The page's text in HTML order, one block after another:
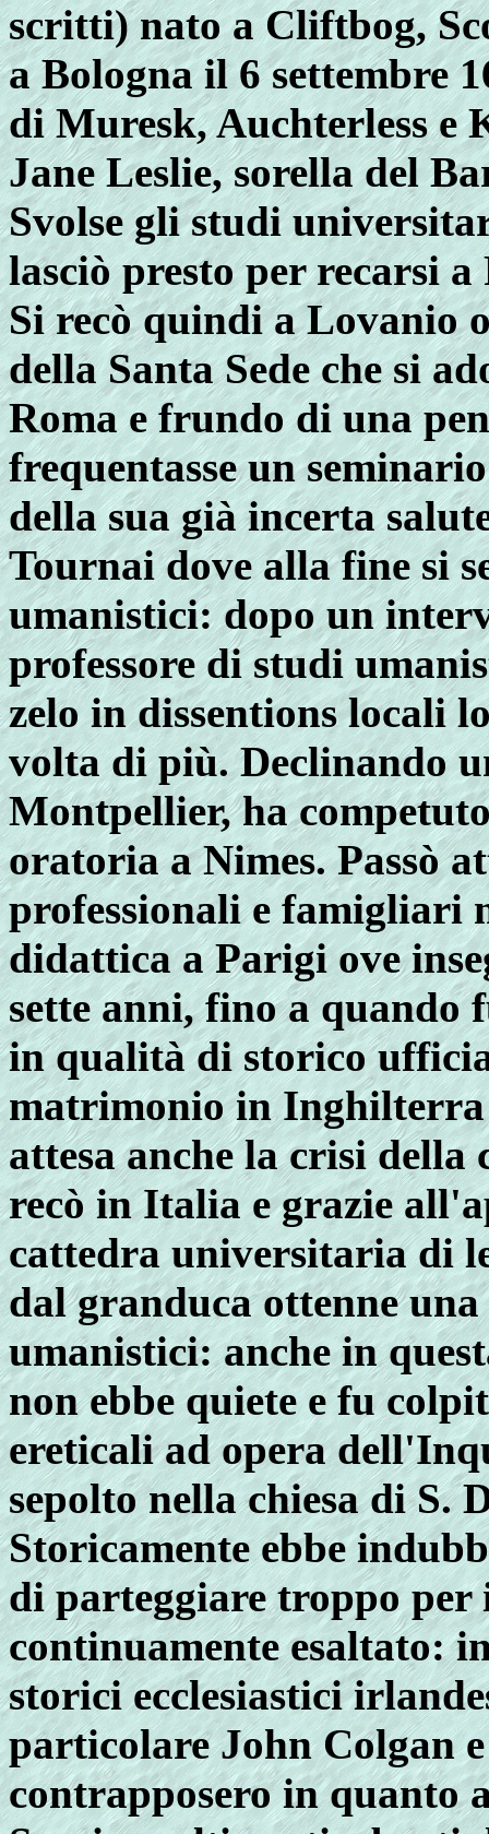
scritti) nato a Cliftbog,
a Bologna il 6 settembre
di Muresk, Auchterless e
Jane Leslie, sorella del
Svolse gli studi
lasciò presto per recarsi
Si recò quindi a Lovanio
della Santa Sede che si
Roma e frundo di una
frequentasse un
della sua già incerta
Tournai dove alla fine si
umanistici: dopo un
professore di studi
zelo in dissentions locali
volta di più. Declinando
Montpellier, ha
oratoria a Nimes. Passò
professionali e famigliari
didattica a Parigi ove
sette anni, fino a quando
in qualità di storico
matrimonio in
attesa anche la crisi della
recò in Italia e grazie
cattedra universitaria di
dal granduca ottenne
umanistici: anche in
non ebbe quiete e fu
ereticali ad opera
sepolto nella chiesa di S.
Storicamente ebbe
di parteggiare troppo per
continuamente esaltato:
storici ecclesiastici
particolare John Colgan
contrapposero in quanto